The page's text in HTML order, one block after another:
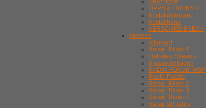
Geschichte
TIPPS & TRICKS >
Kristalldetekoren
Kristallhörer
VERSCHIEDENES >
Anderes
Altamont
Rätsel. Bilder 1
Flatrates, Streams
Presse-Anfragen
RADIO-FORUM WGF
Radio-Puzzle
Rätsel. Bilder 2
Rätsel. Bilder 3
Rätsel. Bilder 4
Rätsel 90 Jahre